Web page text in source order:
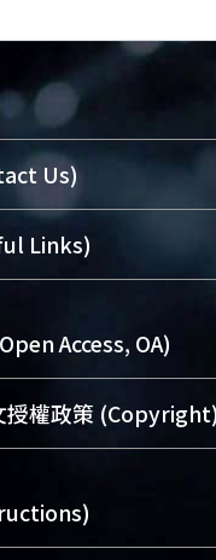
大學之列，為永久
究成果及學術能量
）與學術庫（AH）
術典藏NTU scholars
流合作、保存學術產
archive and
works, Library
Repository” with
Us)
Library)
館員(Medical Library)
Links)
Access, OA)
用者角度提升資訊取
究上是透過將研究
可加速研究發展、
授權政策 (Copyright)
版權非匯入者所有，
，請確認該版權所有